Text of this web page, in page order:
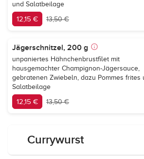
und Salatbeilage
12,15 € 13,50 €
Jägerschnitzel, 200 g
unpaniertes Hähnchenbrustfilet mit
hausgemachter Champignon-Jägersauce,
gebratenen Zwiebeln, dazu Pommes frites
Salatbeilage
12,15 € 13,50 €
Currywurst